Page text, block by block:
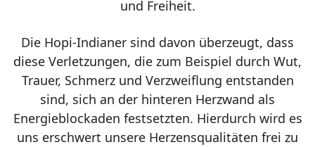
und Freiheit.
Die Hopi-Indianer sind davon überzeugt, dass
diese Verletzungen, die zum Beispiel durch Wut,
Trauer, Schmerz und Verzweiflung entstanden
sind, sich an der hinteren Herzwand als
Energieblockaden festsetzten. Hierdurch wird es
uns erschwert unsere Herzensqualitäten frei zu